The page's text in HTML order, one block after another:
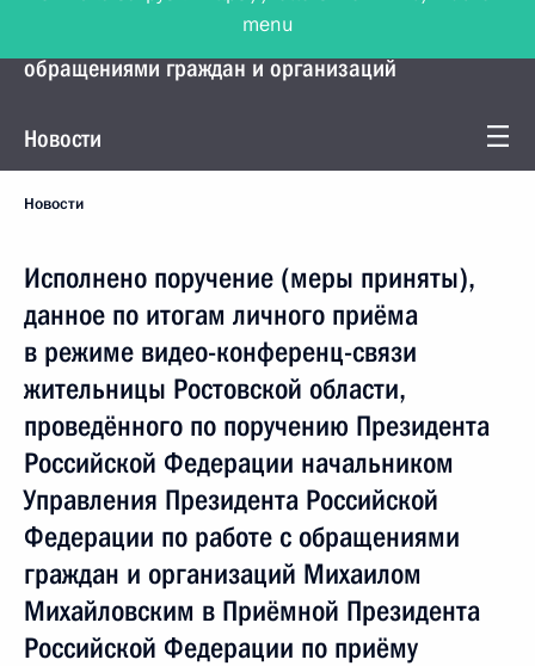
Управление Президента по работе с
обращениями граждан и организаций
Новости
Новости
Исполнено поручение (меры приняты),
данное по итогам личного приёма
в режиме видео-конференц-связи
жительницы Ростовской области,
проведённого по поручению Президента
Российской Федерации начальником
Управления Президента Российской
Федерации по работе с обращениями
граждан и организаций Михаилом
Михайловским в Приёмной Президента
Российской Федерации по приёму
menu